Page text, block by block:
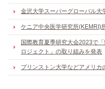
金沢大学スーパーグローバル
ケニア中央医学研究所(KEMRI)
国際教育夏季研究大会2023で
ロジェクト」の取り組みを発表
プリンストン大学などアメリカ